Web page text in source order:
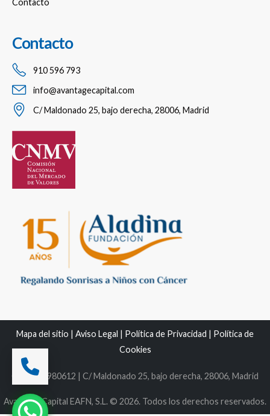
Contacto
910 596 793
info@avantagecapital.com
C/ Maldonado 25, bajo derecha, 28006, Madrid
Mapa del sitio | Aviso Legal | Política de Privacidad | Política de
Cookies
C.I.F. B86980612 | C/ Maldonado 25, bajo derecha, 28006, Madrid
Avantage Capital EAFN, S.L. © 2026. Todos los derechos reservados.